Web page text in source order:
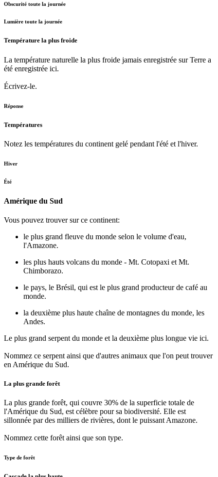
Obscurité toute la journée
Lumière toute la journée
Température la plus froide
La température naturelle la plus froide jamais enregistrée sur Terre a
été enregistrée ici.
Écrivez-le.
Réponse
Températures
Notez les températures du continent gelé pendant l'été et l'hiver.
Hiver
Été
Amérique du Sud
Vous pouvez trouver sur ce continent:
le plus grand fleuve du monde selon le volume d'eau,
l'Amazone.
les plus hauts volcans du monde - Mt. Cotopaxi et Mt.
Chimborazo.
le pays, le Brésil, qui est le plus grand producteur de café au
monde.
la deuxième plus haute chaîne de montagnes du monde, les
Andes.
Le plus grand serpent du monde et la deuxième plus longue vie ici.
Nommez ce serpent ainsi que d'autres animaux que l'on peut trouver
en Amérique du Sud.
La plus grande forêt
La plus grande forêt, qui couvre 30% de la superficie totale de
l'Amérique du Sud, est célèbre pour sa biodiversité. Elle est
sillonnée par des milliers de rivières, dont le puissant Amazone.
Nommez cette forêt ainsi que son type.
Type de forêt